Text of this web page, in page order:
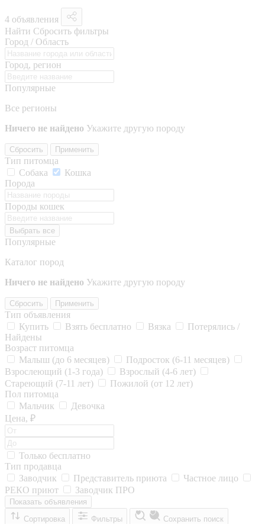
4 объявления
Найти Сбросить фильтры
Город / Область
Город, регион
Популярные
Все регионы
Ничего не найдено Укажите другую породу
Сбросить Применить
Тип питомца
Собака
Кошка
Порода
Породы кошек
Выбрать все
Популярные
Каталог пород
Ничего не найдено Укажите другую породу
Сбросить Применить
Тип объявления
Купить
Взять бесплатно Вязка
Потерялись /
Найдены
Возраст питомца
Малыш (до 6 месяцев)
Подросток (6-11 месяцев)
Взрослеющий (1-3 года)
Взрослый (4-6 лет)
Стареющий (7-11 лет)
Пожилой (от 12 лет)
Пол питомца
Мальчик
Девочка
Цена, ₽
Только бесплатно
Тип продавца
Заводчик
Представитель приюта
Частное лицо
РЕКО приют
Заводчик ПРО
Показать объявления
Сортировка
Фильтры Сохранить поиск